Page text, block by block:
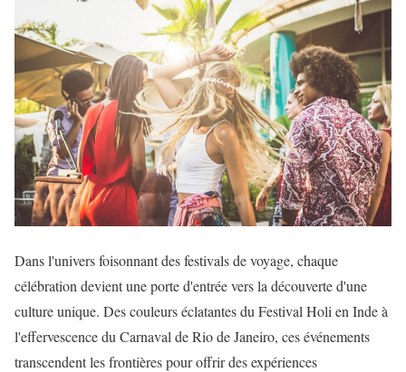
Dans l'univers foisonnant des festivals de voyage, chaque
célébration devient une porte d'entrée vers la découverte d'une
culture unique. Des couleurs éclatantes du Festival Holi en Inde à
l'effervescence du Carnaval de Rio de Janeiro, ces événements
transcendent les frontières pour offrir des expériences